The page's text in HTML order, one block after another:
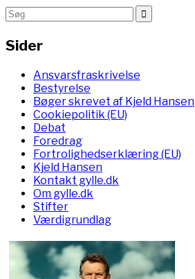
Sider
Ansvarsfraskrivelse
Bestyrelse
Bøger skrevet af Kjeld Hansen
Cookiepolitik (EU)
Debat
Foredrag
Fortrolighedserklæring (EU)
Kjeld Hansen
Kontakt gylle.dk
Om gylle.dk
Stifter
Værdigrundlag